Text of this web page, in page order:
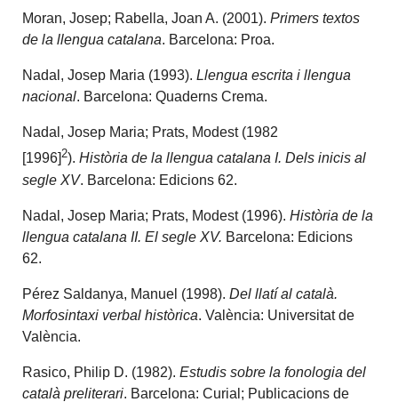
Moran, Josep; Rabella, Joan A. (2001).Primers textos
de la llengua catalana. Barcelona: Proa.
Nadal, Josep Maria (1993).Llengua escrita i llengua
nacional. Barcelona: Quaderns Crema.
Nadal, Josep Maria; Prats, Modest (1982
[1996]2).Història de la llengua catalana I. Dels inicis al
segle XV. Barcelona: Edicions 62.
Nadal, Josep Maria; Prats, Modest (1996).Història de la
llengua catalana II. El segle XV. Barcelona: Edicions
62.
Pérez Saldanya, Manuel (1998).Del llatí al català.
Morfosintaxi verbal històrica. València: Universitat de
València.
Rasico, Philip D. (1982).Estudis sobre la fonologia del
català preliterari. Barcelona: Curial; Publicacions de